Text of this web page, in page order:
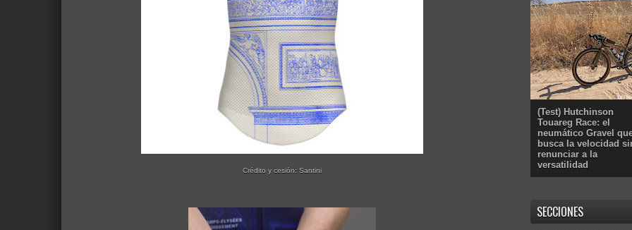
Crédito y cesión: Santini
(Test) Hutchinson
Touareg Race: el
neumático Gravel
busca la velocidad
renunciar a la
versatilidad
SECCIONES